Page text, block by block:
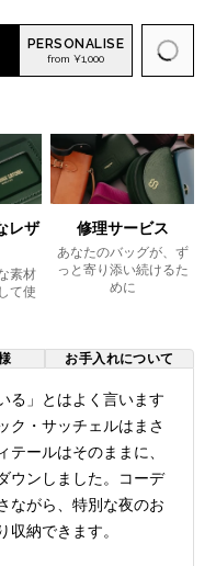
PERSONALISE
from ¥1,000
レザ
素材
て使
修理サービス
あなたのバッグが、ず
っと寄り添い続けるた
めに
お手入れについて
る」とはよく言います
ク・サッチェルはまさ
ールはそのままに、
ウンしました。コーデ
ながら、特別な夜のお
納できます。